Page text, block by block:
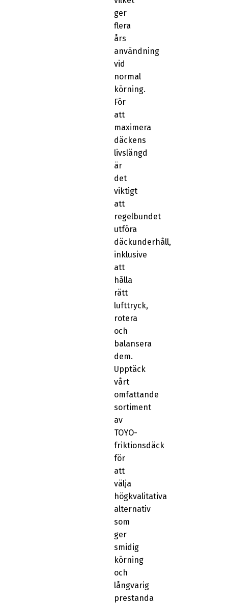
ger
flera
års
användning
vid
normal
körning.
För
att
maximera
däckens
livslängd
är
det
viktigt
att
regelbundet
utföra
däckunderhåll,
inklusive
att
hålla
rätt
lufttryck,
rotera
och
balansera
dem.
Upptäck
vårt
omfattande
sortiment
av
TOYO-
friktionsdäck
för
att
välja
högkvalitativa
alternativ
som
ger
smidig
körning
och
långvarig
prestanda